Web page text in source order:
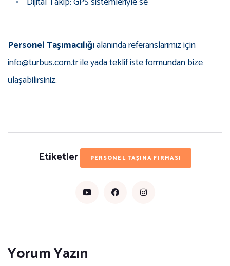
Personel Taşımacılığıalanında referanslarımız için
info@turbus.com.tr ile yada teklif iste formundan bize
ulaşabilirsiniz.
Etiketler PERSONEL TAŞIMA FIRMASI
Yorum Yazın